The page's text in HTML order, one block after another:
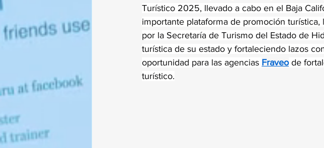
Turístico 2025, llevado a cabo en el Baja
importante plataforma de promoción
por la Secretaría de Turismo del Estado de
turística de su estado y fortaleciendo lazos
oportunidad para las agencias Fraveo de
turístico.